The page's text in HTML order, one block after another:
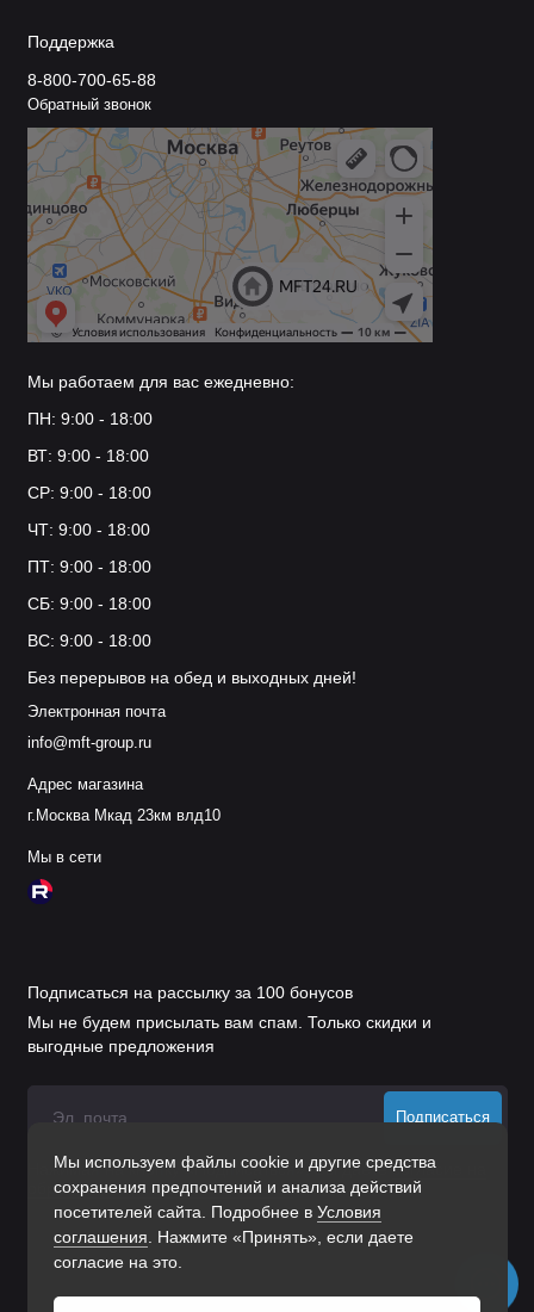
Мы используем файлы cookie и другие средства
сохранения предпочтений и анализа действий
посетителей сайта. Подробнее в Условия
соглашения . Нажмите «Принять», если даете
согласие на это.
Поддержка
8-800-700-65-88
Обратный звонок
Мы работаем для вас ежедневно:
ПН: 9:00 - 18:00
ВТ: 9:00 - 18:00
СР: 9:00 - 18:00
ЧТ: 9:00 - 18:00
ПТ: 9:00 - 18:00
СБ: 9:00 - 18:00
ВС: 9:00 - 18:00
Без перерывов на обед и выходных дней!
Электронная почта
info@mft-group.ru
Адрес магазина
г.Москва Мкад 23км влд10
Мы в сети
Подписаться на рассылку за 100 бонусов
Мы не будем присылать вам спам. Только скидки и
выгодные предложения
Подписаться
Нажимая на кнопку «Подписаться», Вы даетесогласие на
обработку персональных данных.